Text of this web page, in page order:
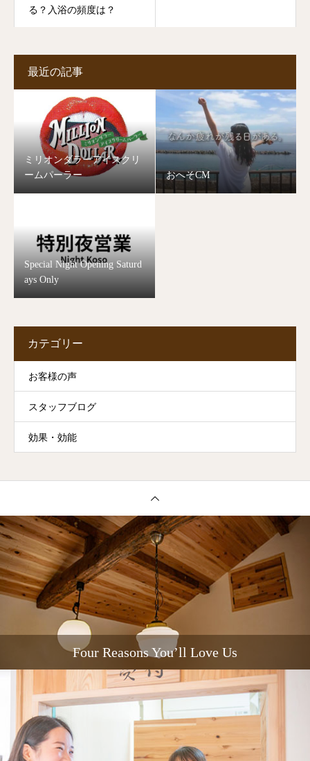
る？入浴の頻度は？
最近の記事
ミリオンダラーアイスクリ
ームパーラー
おへそCM
Special Night Opening Saturd
ays Only
カテゴリー
お客様の声
スタッフブログ
効果・効能
Four Reasons You’ll Love Us